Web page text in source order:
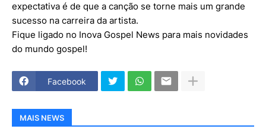
expectativa é de que a canção se torne mais um grande
sucesso na carreira da artista.
Fique ligado no Inova Gospel News para mais novidades
do mundo gospel!
Facebook
MAIS NEWS